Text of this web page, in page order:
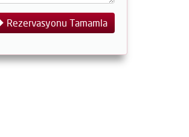
Rezervasyonu Tamamla